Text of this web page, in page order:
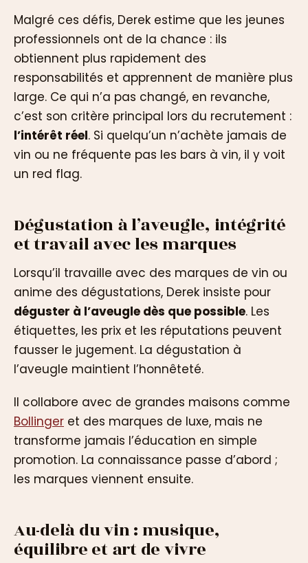
Malgré ces défis, Derek estime que les jeunes
professionnels ont de la chance : ils
obtiennent plus rapidement des
responsabilités et apprennent de manière plus
large. Ce qui n’a pas changé, en revanche,
c’est son critère principal lors du recrutement :
l’intérêt réel. Si quelqu’un n’achète jamais de
vin ou ne fréquente pas les bars à vin, il y voit
un red flag.
Dégustation à l’aveugle, intégrité
et travail avec les marques
Lorsqu’il travaille avec des marques de vin ou
anime des dégustations, Derek insiste pour
déguster à l’aveugle dès que possible. Les
étiquettes, les prix et les réputations peuvent
fausser le jugement. La dégustation à
l’aveugle maintient l’honnêteté.
Il collabore avec de grandes maisons comme
Bollinger et des marques de luxe, mais ne
transforme jamais l’éducation en simple
promotion. La connaissance passe d’abord ;
les marques viennent ensuite.
Au-delà du vin : musique,
équilibre et art de vivre